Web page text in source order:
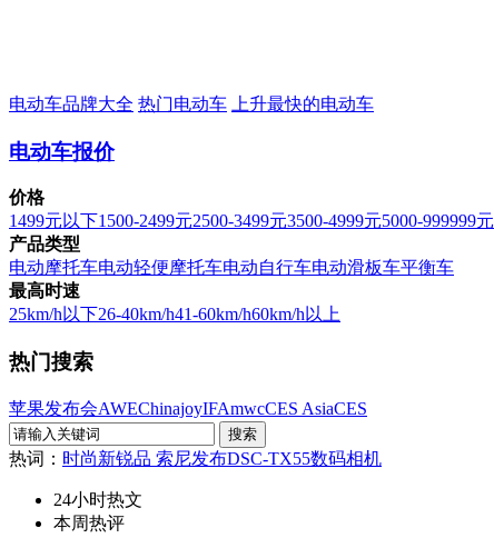
电动车品牌大全 热门电动车 上升最快的电动车
电动车报价
价格
1499元以下1500-2499元2500-3499元3500-4999元5000-999999元
产品类型
电动摩托车电动轻便摩托车电动自行车电动滑板车平衡车
最高时速
25km/h以下26-40km/h41-60km/h60km/h以上
热门搜索
苹果发布会AWEChinajoyIFAmwcCES AsiaCES
热词： 时尚新锐品 索尼发布DSC-TX55数码相机
24小时热文
本周热评